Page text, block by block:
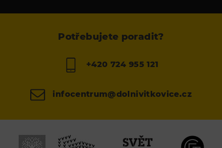
Potřebujete poradit?
+420 724 955 121
infocentrum@dolnivitkovice.cz